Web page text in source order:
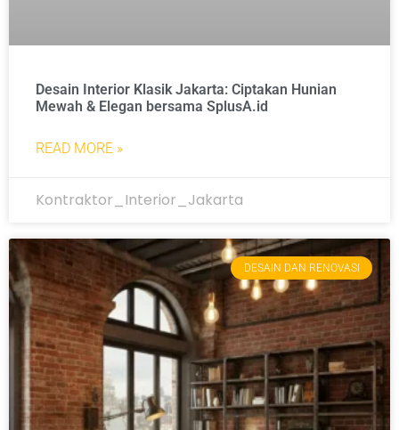
Desain Interior Klasik Jakarta: Ciptakan Hunian
Mewah & Elegan bersama SplusA.id
READ MORE »
Kontraktor_Interior_Jakarta
DESAIN DAN RENOVASI